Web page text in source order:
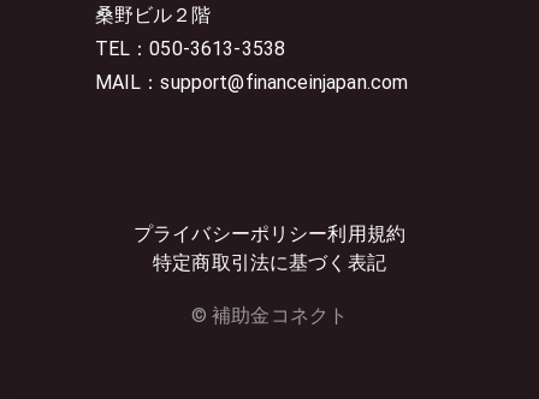
桑野ビル２階
TEL：050-3613-3538
MAIL：support@financeinjapan.com
プライバシーポリシー利用規約
特定商取引法に基づく表記
© 補助金コネクト